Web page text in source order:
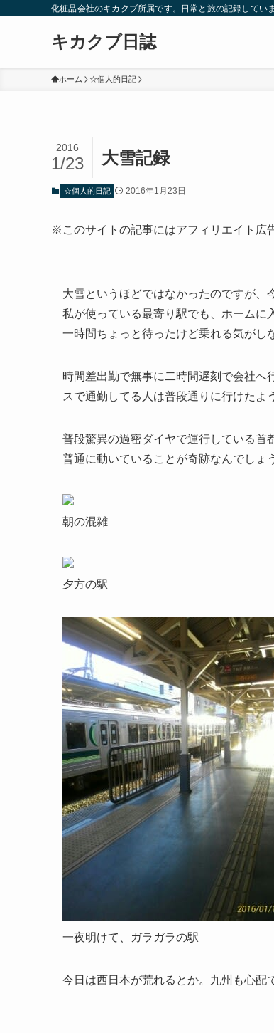
化粧品会社のキカクブ所属です。日常と旅の記録していま
キカクブ日誌
ホーム ☆個人的日記
大雪記録
2016
1/23
☆個人的日記 2016年1月23日
※このサイトの記事にはアフィリエイト広
大雪というほどではなかったのですが、
私が使っている最寄り駅でも、ホームに
一時間ちょっと待ったけど乗れる気がし
時間差出勤で無事に二時間遅刻で会社
スで通勤してる人は普段通りに行けたよ
普段驚異の過密ダイヤで運行している首
普通に動いていることが奇跡なんでしょ
朝の混雑
夕方の駅
一夜明けて、ガラガラの駅
今日は西日本が荒れるとか。九州も心配